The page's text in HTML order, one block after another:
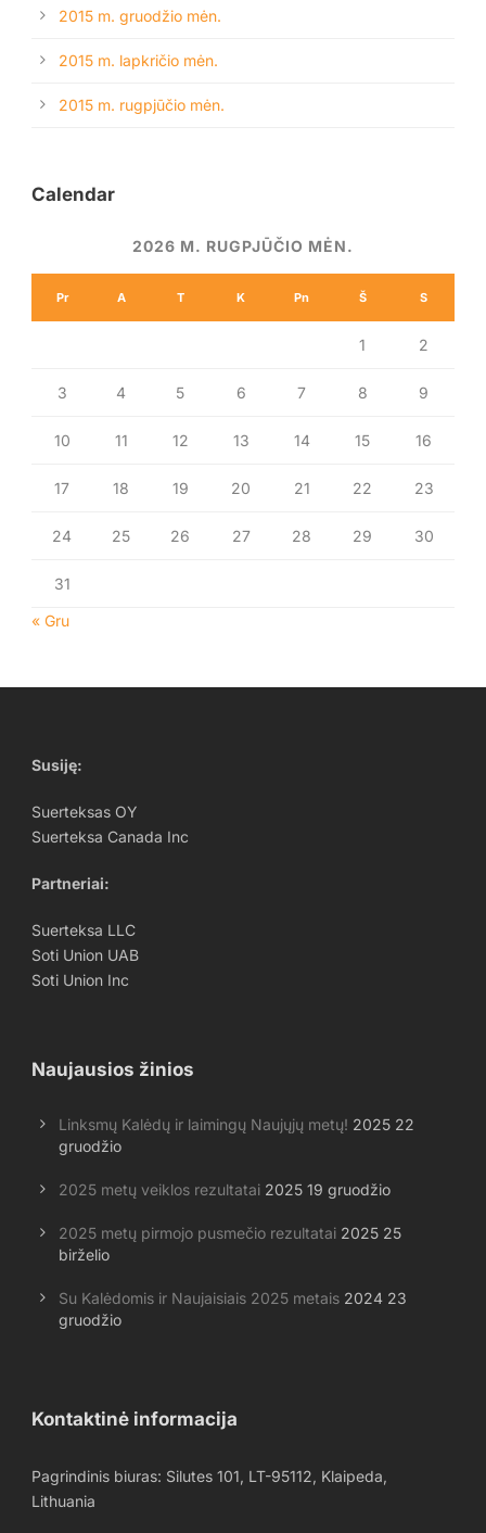
2015 m. gruodžio mėn.
2015 m. lapkričio mėn.
2015 m. rugpjūčio mėn.
Calendar
2026 M. RUGPJŪČIO MĖN.
Pr A T K Pn Š S
1 2
3 4 5 6 7 8 9
10 11 12 13 14 15 16
17 18 19 20 21 22 23
24 25 26 27 28 29 30
31
« Gru
Susiję:
Suerteksas OY
Suerteksa Canada Inc
Partneriai:
Suerteksa LLC
Soti Union UAB
Soti Union Inc
Naujausios žinios
Linksmų Kalėdų ir laimingų Naujųjų metų! 2025 22
gruodžio
2025 metų veiklos rezultatai 2025 19 gruodžio
2025 metų pirmojo pusmečio rezultatai 2025 25
birželio
Su Kalėdomis ir Naujaisiais 2025 metais 2024 23
gruodžio
Kontaktinė informacija
Pagrindinis biuras: Silutes 101, LT-95112, Klaipeda,
Lithuania